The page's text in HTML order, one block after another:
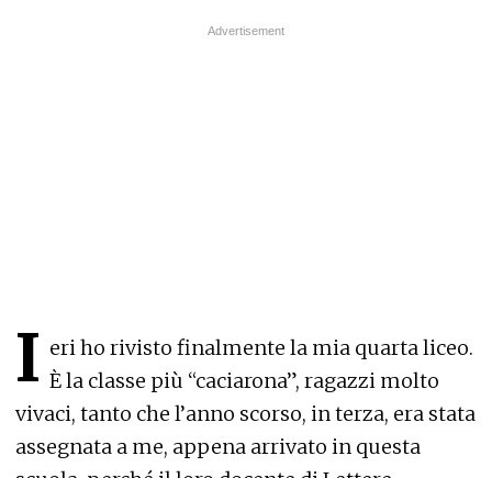
I eri ho rivisto finalmente la mia quarta liceo.
È la classe più “caciarona”, ragazzi molto
vivaci, tanto che l’anno scorso, in terza, era stata
assegnata a me, appena arrivato in questa